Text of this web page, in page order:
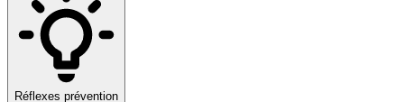
Réflexes prévention